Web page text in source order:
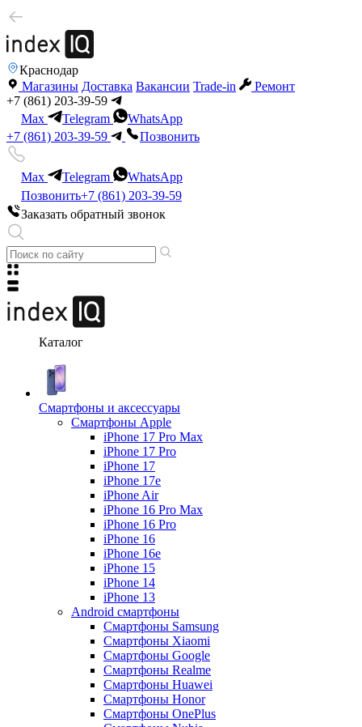
Краснодар
Магазины Доставка Вакансии Trade-in
Ремонт
+7 (861) 203-39-59
Max
Telegram
WhatsApp
+7 (861) 203-39-59
Позвонить
Max Telegram
WhatsApp
Позвонить+7 (861) 203-39-59
Заказать обратный звонок
Каталог
Смартфоны и аксессуары
Смартфоны Apple
iPhone 17 Pro Max
iPhone 17 Pro
iPhone 17
iPhone 17e
iPhone Air
iPhone 16 Pro Max
iPhone 16 Pro
iPhone 16
iPhone 16e
iPhone 15
iPhone 14
iPhone 13
Android cмартфоны
Смартфоны Samsung
Смартфоны Xiaomi
Смартфоны Google
Смартфоны Realme
Смартфоны Huawei
Смартфоны Honor
Смартфоны OnePlus